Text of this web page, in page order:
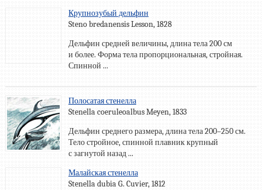
Крупнозубый дельфин
Steno bredanensis Lesson, 1828
Дельфин средней величины, длина тела 200 см
и более. Форма тела пропорциональная, стройная.
Спинной ...
Полосатая стенелла
Stenella coeruleoalbus Meyen, 1833
Дельфин среднего размера, длина тела 200–250 см.
Тело стройное, спинной плавник крупный
с загнутой назад ...
Малайская стенелла
Stenella dubia G. Cuvier, 1812